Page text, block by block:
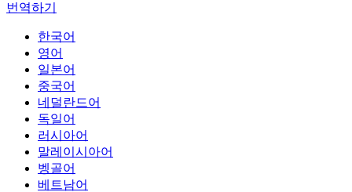
번역하기
한국어
영어
일본어
중국어
네덜란드어
독일어
러시아어
말레이시아어
벵골어
베트남어